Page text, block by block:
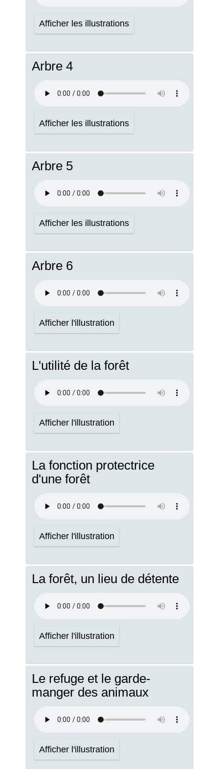
Afficher les illustrations
Arbre 4
Afficher les illustrations
Arbre 5
Afficher les illustrations
Arbre 6
Afficher l'illustration
L'utilité de la forêt
Afficher l'illustration
La fonction protectrice
d'une forêt
Afficher l'illustration
La forêt, un lieu de détente
Afficher l'illustration
Le refuge et le garde-
manger des animaux
Afficher l'illustration